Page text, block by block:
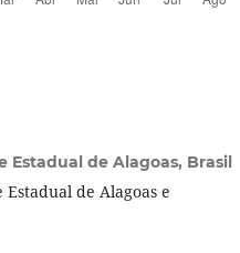
Estadual de Alagoas, Brasil
de Alagoas e